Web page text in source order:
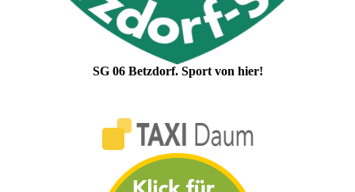
SG 06 Betzdorf. Sport von hier!